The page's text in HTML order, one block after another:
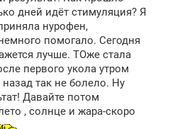
дней идёт стимуляция? Я
нурофен,
помогало. Сегодня
лучше. ТОже стала
первого укола утром
так не болело. Ну
Давайте потом
, солнце и жара-скоро